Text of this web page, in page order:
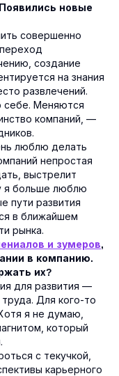
новые
совершенно
создание
на знания
развлечений.
себе. Меняются
компаний, —
люблю делать
непростая
выстрелит
я больше люблю
пути развития
в ближайшем
рынка.
и зумеров,
в компанию.
их?
для развития —
Для кого-то
я не думаю,
который
с текучкой,
карьерного